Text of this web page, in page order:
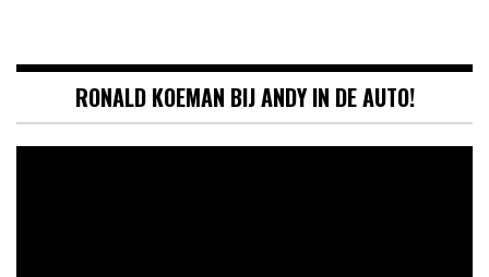
RONALD KOEMAN BIJ ANDY IN DE AUTO!